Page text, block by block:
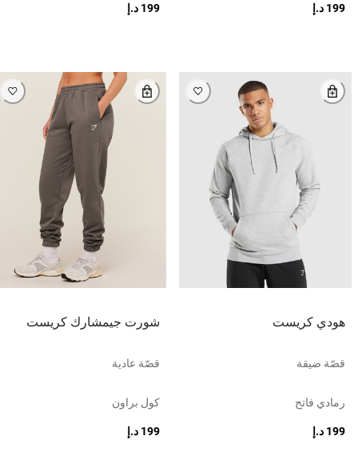
199 د.إ 199 د.إ
هودي كريست
قصّة ضيقة
رمادي فاتح
199 د.إ
شورت جيمشارك كريست
قصّة عادية
كول براون
199 د.إ